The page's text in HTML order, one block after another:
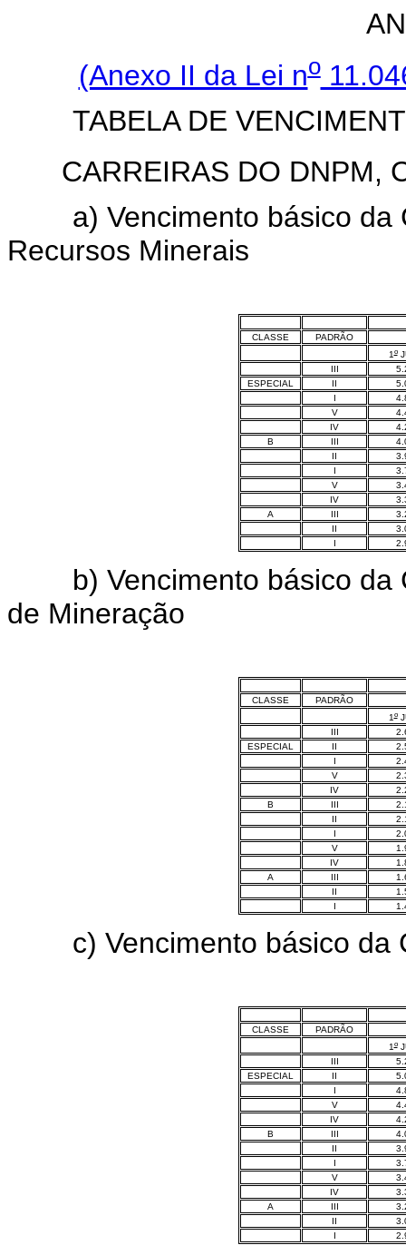
(Anexo II da Lei no
TABELA DE
CARREIRAS DO DNPM,
a) Vencimento básico da
Recursos Minerais
CLASSE
PADRÃO
1o
III
ESPECIAL
II
I
V
IV
B
III
II
I
V
IV
A
III
II
I
b) Vencimento básico da
de Mineração
CLASSE
PADRÃO
1o
III
ESPECIAL
II
I
V
IV
B
III
II
I
V
IV
A
III
II
I
c) Vencimento básico da
CLASSE
PADRÃO
1o
III
ESPECIAL
II
I
V
IV
B
III
II
I
V
IV
A
III
II
I